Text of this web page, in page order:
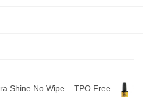
Shine No Wipe – TPO Free